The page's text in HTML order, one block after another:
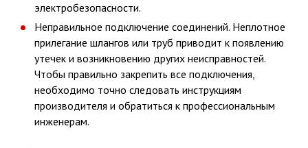
электробезопасности.
Неправильное подключение соединений. Неплотное
прилегание шлангов или труб приводит к появлению
утечек и возникновению других неисправностей.
Чтобы правильно закрепить все подключения,
необходимо точно следовать инструкциям
производителя и обратиться к профессиональным
инженерам.